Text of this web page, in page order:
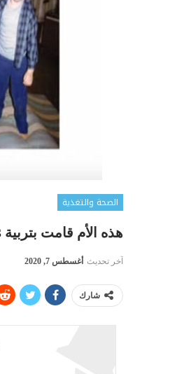
الصحة والتغذية
هذه الأم قامت بتربية 3 بنات بصحة جيدة. لكن بعد 20 سنة، اكتشف الأطباء الحقيقة المخيفة !
آخر تحديث أغسطس 7, 2020
شارك